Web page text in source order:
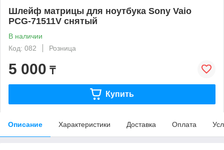
Шлейф матрицы для ноутбука Sony Vaio
PCG-71511V снятый
В наличии
Код: 082
Розница
5 000 ₸
Купить
Описание Характеристики Доставка Оплата